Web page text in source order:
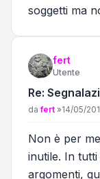
soggetti ma
fert
Utente
Re:
Messaggio
dafert »14/05/
Non è per
inutile. In
argomenti,